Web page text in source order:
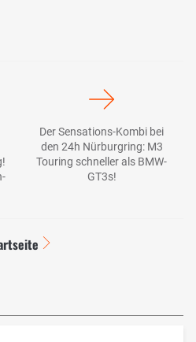
Der Sensations-Kombi bei
den 24h Nürburgring: M3
Touring schneller als BMW-
GT3s!